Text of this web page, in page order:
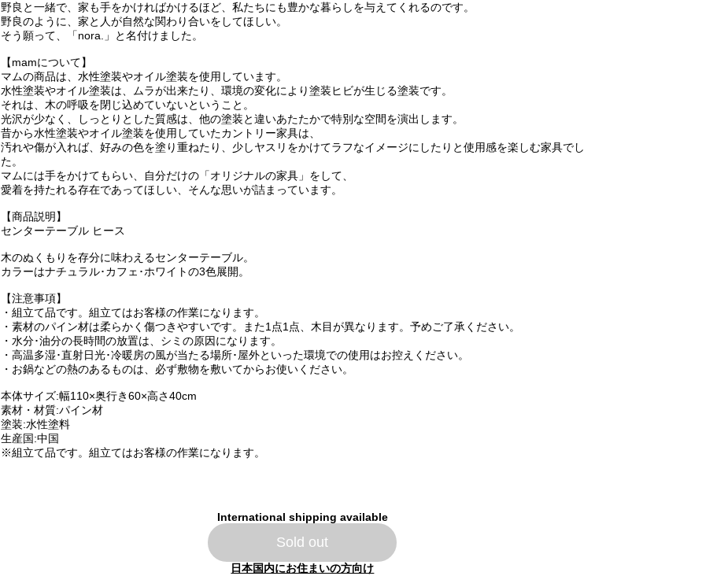
野良と一緒で、家も手をかければかけるほど、私たちにも豊かな暮らしを与えてくれるのです。
野良のように、家と人が自然な関わり合いをしてほしい。
そう願って、「nora.」と名付けました。
【mamについて】
マムの商品は、水性塗装やオイル塗装を使用しています。
水性塗装やオイル塗装は、ムラが出来たり、環境の変化により塗装ヒビが生じる塗装です。
それは、木の呼吸を閉じ込めていないということ。
光沢が少なく、しっとりとした質感は、他の塗装と違いあたたかで特別な空間を演出します。
昔から水性塗装やオイル塗装を使用していたカントリー家具は、
汚れや傷が入れば、好みの色を塗り重ねたり、少しヤスリをかけてラフなイメージにしたりと使用感を楽しむ家具でし
た。
マムには手をかけてもらい、自分だけの「オリジナルの家具」をして、
愛着を持たれる存在であってほしい、そんな思いが詰まっています。
【商品説明】
センターテーブル ヒース
木のぬくもりを存分に味わえるセンターテーブル。
カラーはナチュラル･カフェ･ホワイトの3色展開。
【注意事項】
・組立て品です。組立てはお客様の作業になります。
・素材のパイン材は柔らかく傷つきやすいです。また1点1点、木目が異なります。予めご了承ください。
・水分･油分の長時間の放置は、シミの原因になります。
・高温多湿･直射日光･冷暖房の風が当たる場所･屋外といった環境での使用はお控えください。
・お鍋などの熱のあるものは、必ず敷物を敷いてからお使いください。
本体サイズ:幅110×奥行き60×高さ40cm
素材・材質:パイン材
塗装:水性塗料
生産国:中国
※組立て品です。組立てはお客様の作業になります。
International shipping available
Sold out
日本国内にお住まいの方向け